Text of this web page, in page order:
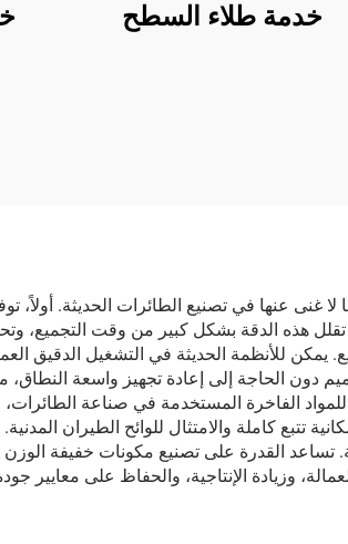
خدمة طلاء السطح
عنها في تصنيع الطائرات الحديثة. أولاً،
هذه الدقة بشكل كبير من وقت التجميع،
يمكن للأنظمة الحديثة في التشغيل
دون الحاجة إلى إعادة تجهيز واسعة النطاق،
الفاخرة المستخدمة في صناعة
تتبع كاملة والامتثال للوائح الطيران
القدرة على تصنيع مكونات خفيفة
وزيادة الإنتاجية، والحفاظ على معايير